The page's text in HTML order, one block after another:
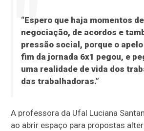
“Espero que haja momentos
negociação, de acordos e
pressão social, porque o
fim da jornada 6x1 pegou, e
uma realidade de vida dos
das trabalhadoras.”
A professora da Ufal Luciana
ao abrir espaço para propostas